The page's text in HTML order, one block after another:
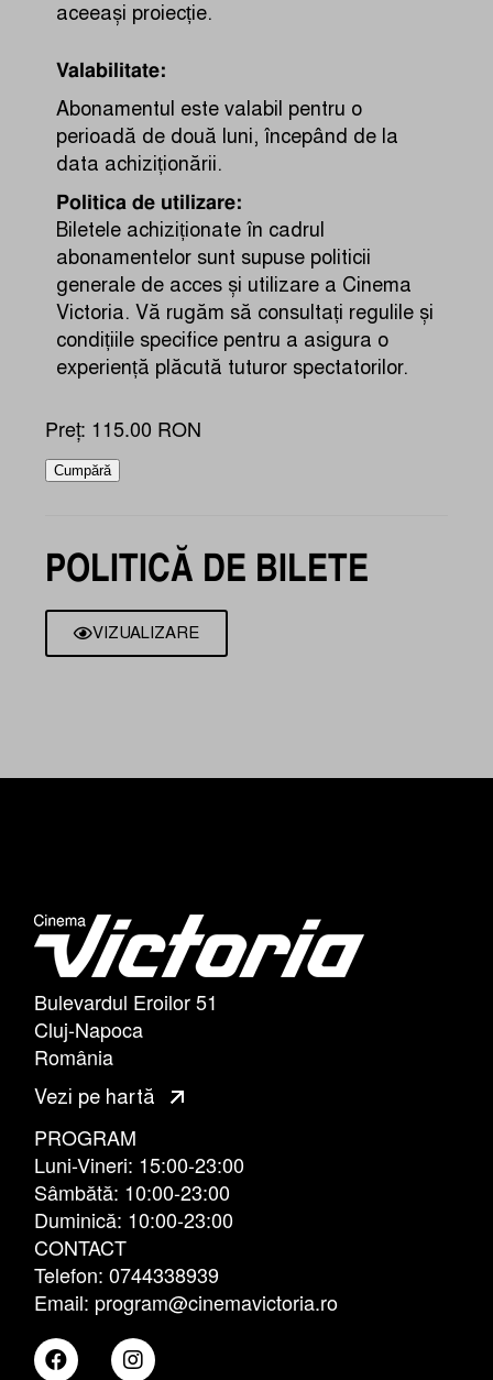
aceeași proiecție.
Valabilitate:
Abonamentul este valabil pentru o
perioadă de două luni, începând de la
data achiziționării.
Politica de utilizare:
Biletele achiziționate în cadrul
abonamentelor sunt supuse politicii
generale de acces și utilizare a Cinema
Victoria. Vă rugăm să consultați regulile și
condițiile specifice pentru a asigura o
experiență plăcută tuturor spectatorilor.
Preț: 115.00 RON
Cumpără
POLITICĂ DE BILETE
VIZUALIZARE
Bulevardul Eroilor 51
Cluj-Napoca
România
Vezi pe hartă
PROGRAM
Luni-Vineri: 15:00-23:00
Sâmbătă: 10:00-23:00
Duminică: 10:00-23:00
CONTACT
Telefon: 0744338939
Email: program@cinemavictoria.ro